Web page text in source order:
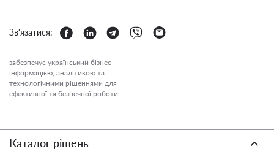
Зв'язатися:
забезпечує український бізнес
інформацією, аналітикою та
технологічними рішеннями для
ефективної та безпечної роботи.
Каталог рішень